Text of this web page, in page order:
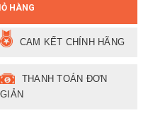
HÀNG
CAM KẾT CHÍNH HÃNG
THANH TOÁN ĐƠN
GIẢN